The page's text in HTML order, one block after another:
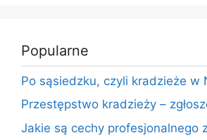
Popularne
Po sąsiedzku, czyli kradzieże w
Przestępstwo kradzieży –
Jakie są cechy profesjonalnego